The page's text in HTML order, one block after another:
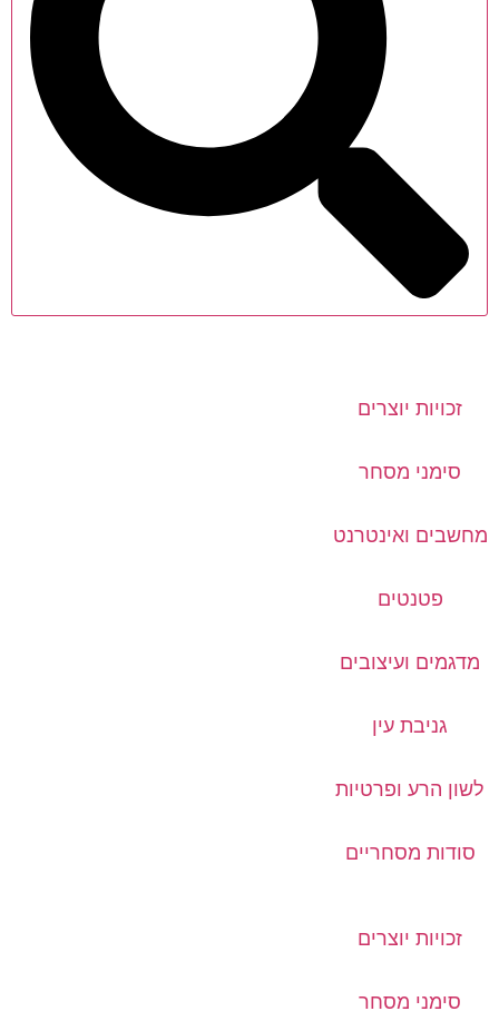
זכויות יוצרים
סימני מסחר
מחשבים ואינטרנט
פטנטים
מדגמים ועיצובים
גניבת עין
לשון הרע ופרטיות
סודות מסחריים
זכויות יוצרים
סימני מסחר